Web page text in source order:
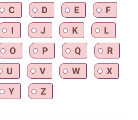
C D E
F
I J K
L
O P Q
R
U V W
X
Y
Z